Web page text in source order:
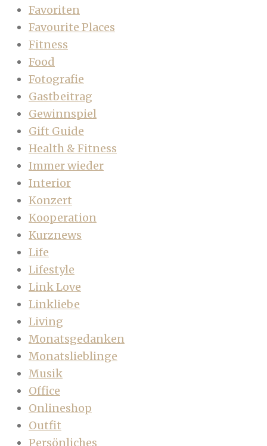
Favoriten
Favourite Places
Fitness
Food
Fotografie
Gastbeitrag
Gewinnspiel
Gift Guide
Health & Fitness
Immer wieder
Interior
Konzert
Kooperation
Kurznews
Life
Lifestyle
Link Love
Linkliebe
Living
Monatsgedanken
Monatslieblinge
Musik
Office
Onlineshop
Outfit
Persönliches